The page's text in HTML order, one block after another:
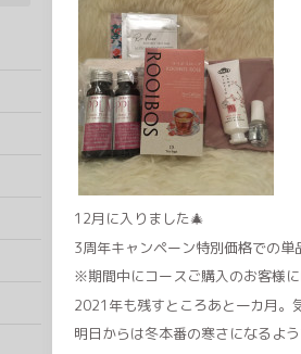
12月に入りました🎄
3周年キャンペーン特別価格での
※期間中にコースご購入のお客様
2021年も残すところあと一カ月。
明日からは冬本番の寒さになるよ